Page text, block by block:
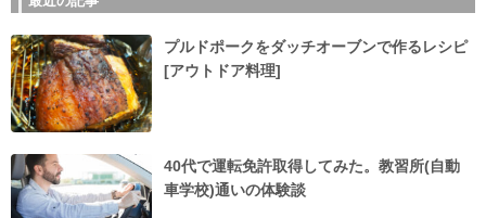
プルドポークをダッチオーブンで作るレシピ
[アウトドア料理]
40代で運転免許取得してみた。教習所(自動
車学校)通いの体験談